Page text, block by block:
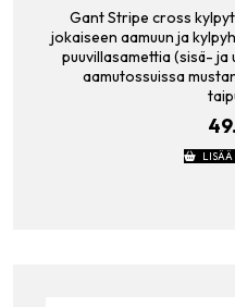
Gant Stripe cross
jokaiseen aamuun ja
puuvillasamettia (sisä- ja
aamutossuissa
LISÄÄ